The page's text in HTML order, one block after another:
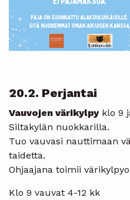
20.2. Perjantai
Vauvojen värikylpyklo 9
Siltakylän nuokkarilla.
Tuo vauvasi nauttimaan
taidetta.
Ohjaajana toimii
Klo 9 vauvat 4-12 kk